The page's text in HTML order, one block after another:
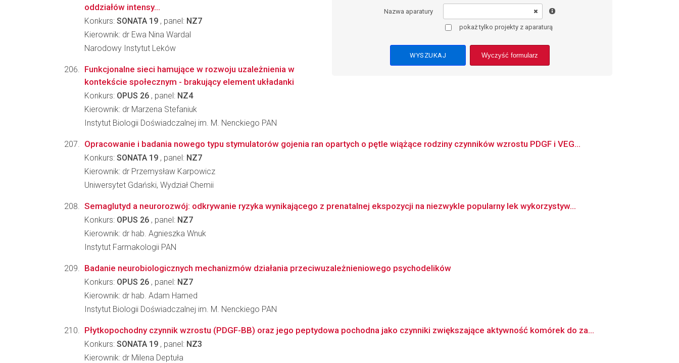
Nazwa aparatury
pokaż tylko projekty z aparaturą
Wyczyść formularz
oddziałów intensy...
Konkurs: SONATA 19 , panel: NZ7
Kierownik: dr Ewa Nina Wardal
Narodowy Instytut Leków
Funkcjonalne sieci hamujące w rozwoju uzależnienia w
kontekście społecznym - brakujący element układanki
Konkurs: OPUS 26 , panel: NZ4
Kierownik: dr Marzena Stefaniuk
Instytut Biologii Doświadczalnej im. M. Nenckiego PAN
Opracowanie i badania nowego typu stymulatorów gojenia ran opartych o pętle wiążące rodziny czynników wzrostu PDGF i VEG...
Konkurs: SONATA 19 , panel: NZ7
Kierownik: dr Przemysław Karpowicz
Uniwersytet Gdański, Wydział Chemii
Semaglutyd a neurorozwój: odkrywanie ryzyka wynikającego z prenatalnej ekspozycji na niezwykle popularny lek wykorzystyw...
Konkurs: OPUS 26 , panel: NZ7
Kierownik: dr hab. Agnieszka Wnuk
Instytut Farmakologii PAN
Badanie neurobiologicznych mechanizmów działania przeciwuzależnieniowego psychodelików
Konkurs: OPUS 26 , panel: NZ7
Kierownik: dr hab. Adam Hamed
Instytut Biologii Doświadczalnej im. M. Nenckiego PAN
Płytkopochodny czynnik wzrostu (PDGF-BB) oraz jego peptydowa pochodna jako czynniki zwiększające aktywność komórek do za...
Konkurs: SONATA 19 , panel: NZ3
Kierownik: dr Milena Deptuła